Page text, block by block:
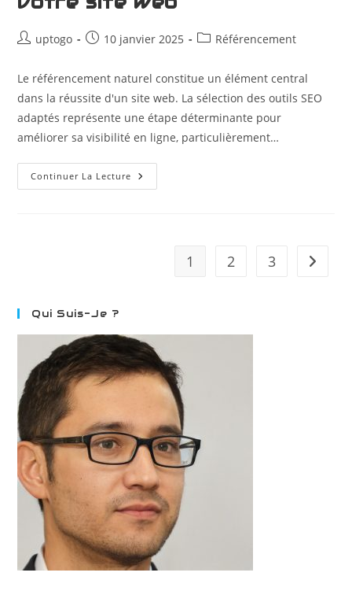
uptogo 10 janvier 2025 Référencement
Le référencement naturel constitue un élément central
dans la réussite d'un site web. La sélection des outils SEO
adaptés représente une étape déterminante pour
améliorer sa visibilité en ligne, particulièrement…
Continuer La Lecture
1 2 3
Qui Suis-Je ?